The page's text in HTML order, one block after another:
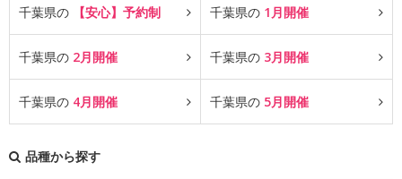
千葉県の 【安心】予約制 千葉県の 1月開催
千葉県の 2月開催 千葉県の 3月開催
千葉県の 4月開催 千葉県の 5月開催
品種から探す